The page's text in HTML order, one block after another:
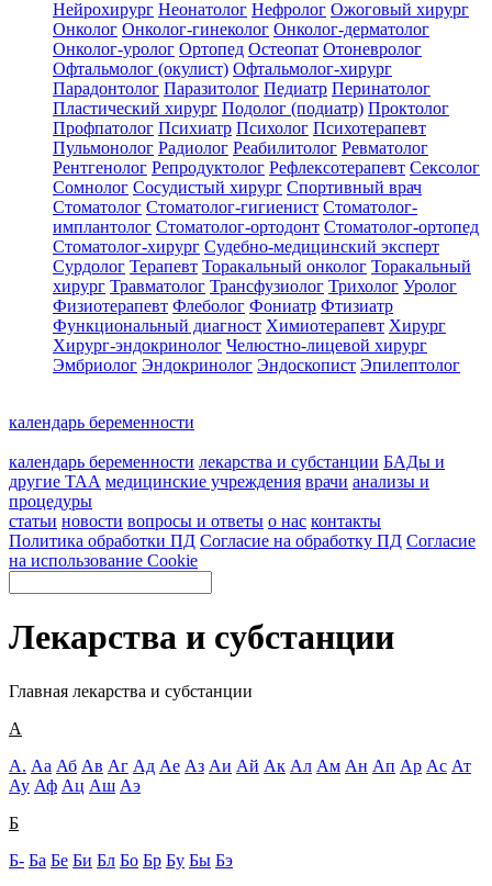
Нейрохирург Неонатолог Нефролог Ожоговый хирург
Онколог Онколог-гинеколог Онколог-дерматолог
Онколог-уролог Ортопед Остеопат Отоневролог
Офтальмолог (окулист) Офтальмолог-хирург
Парадонтолог Паразитолог Педиатр Перинатолог
Пластический хирург Подолог (подиатр) Проктолог
Профпатолог Психиатр Психолог Психотерапевт
Пульмонолог Радиолог Реабилитолог Ревматолог
Рентгенолог Репродуктолог Рефлексотерапевт Сексолог
Сомнолог Сосудистый хирург Спортивный врач
Стоматолог Стоматолог-гигиенист Стоматолог-
имплантолог Стоматолог-ортодонт Стоматолог-ортопед
Стоматолог-хирург Судебно-медицинский эксперт
Сурдолог Терапевт Торакальный онколог Торакальный
хирург Травматолог Трансфузиолог Трихолог Уролог
Физиотерапевт Флеболог Фониатр Фтизиатр
Функциональный диагност Химиотерапевт Хирург
Хирург-эндокринолог Челюстно-лицевой хирург
Эмбриолог Эндокринолог Эндоскопист Эпилептолог
календарь беременности
календарь беременности лекарства и субстанции БАДы и
другие ТАА медицинские учреждения врачи анализы и
процедуры
статьи новости вопросы и ответы о нас контакты
Политика обработки ПД Согласие на обработку ПД Согласие
на использование Cookie
Лекарства и субстанции
Главная лекарства и субстанции
А
А. Аа Аб Ав Аг Ад Ае Аз Аи Ай Ак Ал Ам Ан Ап Ар Ас Ат
Ау Аф Ац Аш Аэ
Б
Б- Ба Бе Би Бл Бо Бр Бу Бы Бэ